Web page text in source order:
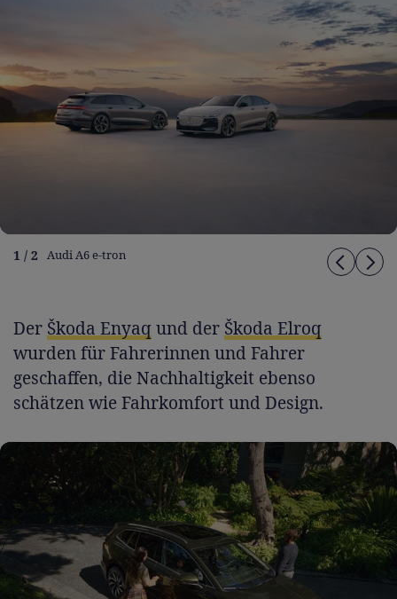
1 / 2 Audi A6 e-tron
Der Škoda Enyaqund der Škoda Elroq
wurden für Fahrerinnen und Fahrer
geschaffen, die Nachhaltigkeit ebenso
schätzen wie Fahrkomfort und Design.